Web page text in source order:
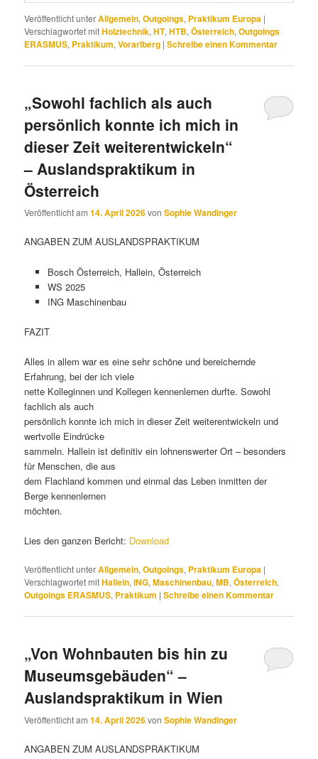
Veröffentlicht unterAllgemein,Outgoings, Praktikum Europa |
Verschlagwortet mitHolztechnik,HT,HTB,Österreich,Outgoings
ERASMUS, Praktikum,Vorarlberg |Schreibe einen Kommentar
„Sowohl fachlich als auch
persönlich konnte ich mich in
dieser Zeit weiterentwickeln“
– Auslandspraktikum in
Österreich
Veröffentlicht am14. April 2026vonSophie Wandinger
ANGABEN ZUM AUSLANDSPRAKTIKUM
Bosch Österreich, Hallein, Österreich
WS 2025
ING Maschinenbau
FAZIT
Alles in allem war es eine sehr schöne und bereichernde
Erfahrung, bei der ich viele
nette Kolleginnen und Kollegen kennenlernen durfte. Sowohl
fachlich als auch
persönlich konnte ich mich in dieser Zeit weiterentwickeln und
wertvolle Eindrücke
sammeln. Hallein ist definitiv ein lohnenswerter Ort – besonders
für Menschen, die aus
dem Flachland kommen und einmal das Leben inmitten der
Berge kennenlernen
möchten.
Lies den ganzen Bericht: Download
Veröffentlicht unterAllgemein,Outgoings, Praktikum Europa |
Verschlagwortet mitHallein,ING,Maschinenbau,MB,Österreich,
Outgoings ERASMUS, Praktikum |Schreibe einen Kommentar
„Von Wohnbauten bis hin zu
Museumsgebäuden“ –
Auslandspraktikum in Wien
Veröffentlicht am14. April 2026vonSophie Wandinger
ANGABEN ZUM AUSLANDSPRAKTIKUM